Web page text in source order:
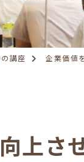
講座 企業価値
上さ